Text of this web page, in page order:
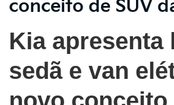
conceito de SUV
Kia apresenta
sedã e van